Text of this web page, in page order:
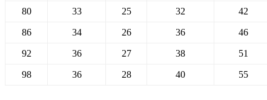
80 33 25 32 42
86 34 26 36 46
92 36 27 38 51
98 36 28 40 55